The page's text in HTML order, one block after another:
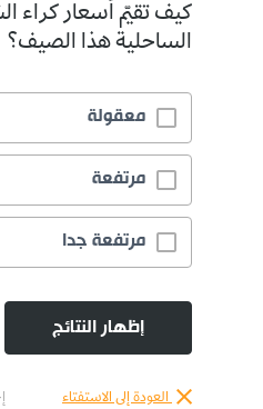
كيف تقيّم أسعار كراء
الساحلية هذا الصيف؟
معقولة
مرتفعة
مرتفعة جدا
إظهار النتائج
العودة إلى الاستفتاء